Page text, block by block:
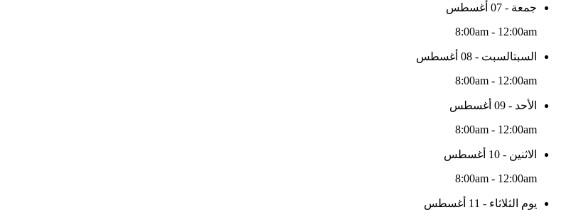
جمعة - 07 أغسطس
8:00am - 12:00am
السبتالسبت - 08 أغسطس
8:00am - 12:00am
الأحد - 09 أغسطس
8:00am - 12:00am
الاثنين - 10 أغسطس
8:00am - 12:00am
يوم الثلاثاء - 11 أغسطس